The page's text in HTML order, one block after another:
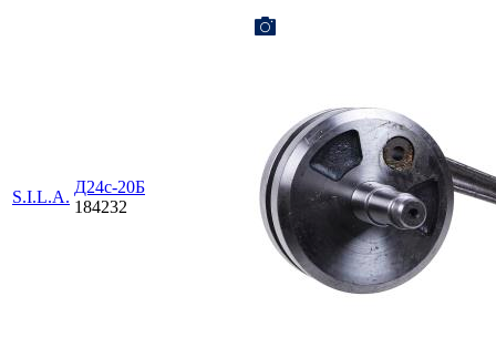
S.I.L.A.
Д24с-20Б
184232